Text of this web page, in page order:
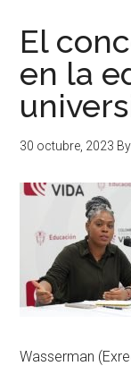
El
en la
30 octubre, 2023
Wasserman